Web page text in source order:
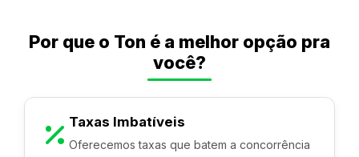
Por que o Ton é a melhor opção pra
você?
Taxas Imbatíveis
Oferecemos taxas que batem a concorrência